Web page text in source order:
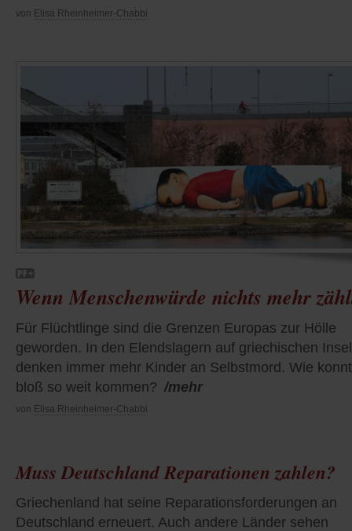
von Elisa Rheinheimer-Chabbi
Wenn Menschenwürde nichts mehr
Für Flüchtlinge sind die Grenzen Europas zur Hölle
geworden. In den Elendslagern auf griechischen
denken immer mehr Kinder an Selbstmord. Wie
bloß so weit kommen? /mehr
von Elisa Rheinheimer-Chabbi
Muss Deutschland Reparationen zahlen?
Griechenland hat seine Reparationsforderungen an
Deutschland erneuert. Auch andere Länder sehen